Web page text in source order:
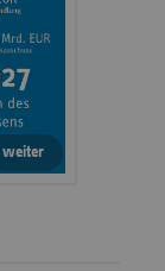
weiter